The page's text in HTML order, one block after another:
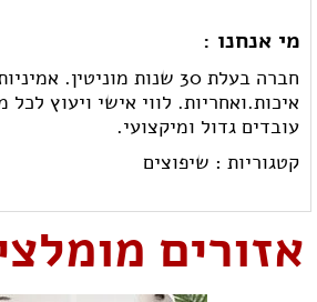
מי אנחנו :
חברה בעלת 30 שנות מוניטין.
איכות.ואחריות. לווי אישי ויעוץ
עובדים גדול ומיקצועי.
קטגוריות : שיפוצים
אזורים